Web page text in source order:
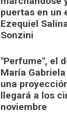
puertas en un
Ezequiel
Sonzini
"Perfume", el
María
una
llegará a los
noviembre